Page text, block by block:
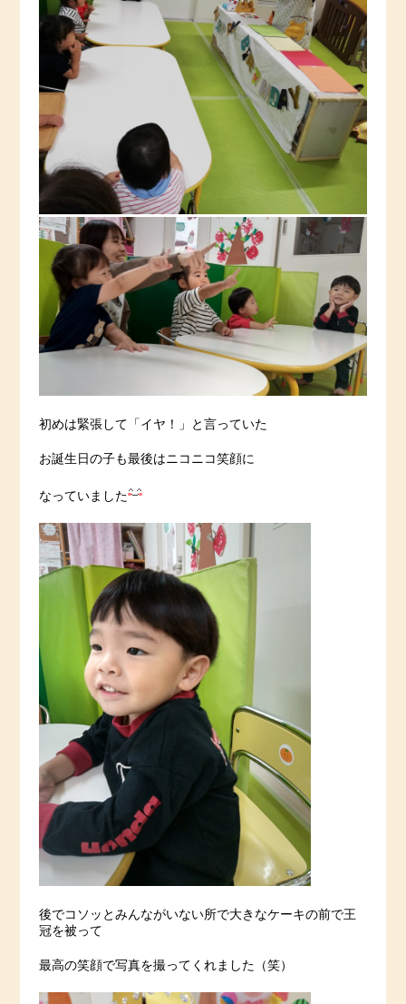
初めは緊張して「イヤ！」と言っていた
お誕生日の子も最後はニコニコ笑顔に
なっていました
後でコソッとみんながいない所で大きなケーキの前で王
冠を被って
最高の笑顔で写真を撮ってくれました（笑）